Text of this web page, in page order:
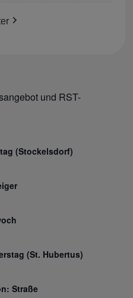
VERANSTALTUNG)
und RST-
(Stockelsdorf)
(St. Hubertus)
Straße